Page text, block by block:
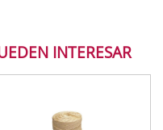
INTERESAR